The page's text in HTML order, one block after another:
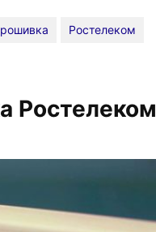
Ростелеком
Ростелеком